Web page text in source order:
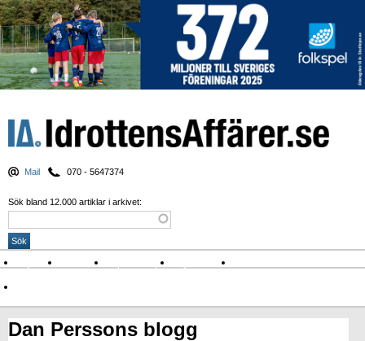
Mail 070 - 5647374
Sök bland 12.000 artiklar i arkivet:
Nyheter Krönikor Sport & spel Nyhetsbrev
Dan Perssons blogg